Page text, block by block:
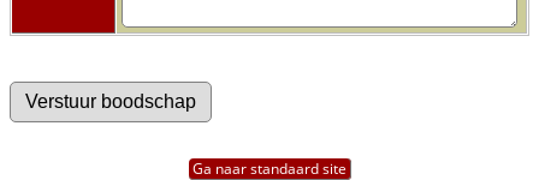
Ga naar standaard site